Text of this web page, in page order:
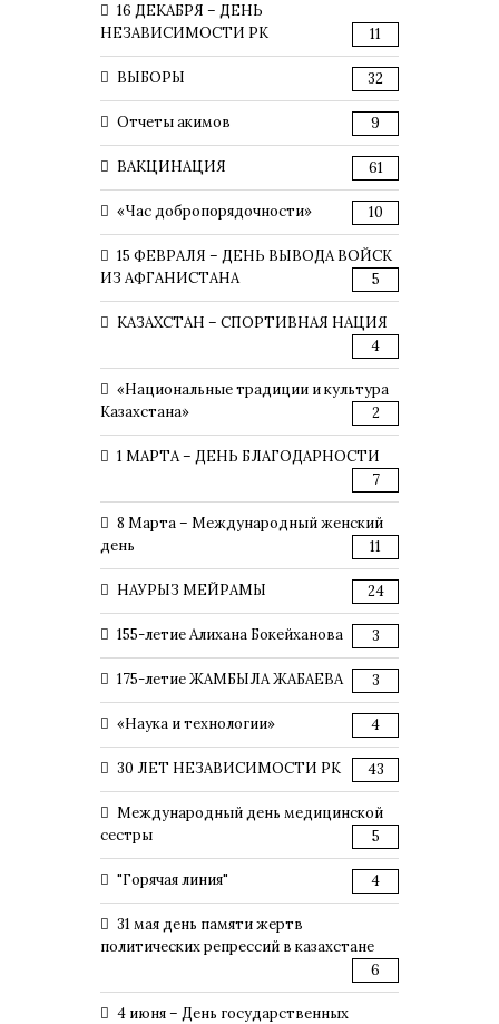
16 ДЕКАБРЯ – ДЕНЬ
НЕЗАВИСИМОСТИ РК
11
ВЫБОРЫ 32
Отчеты акимов 9
ВАКЦИНАЦИЯ 61
«Час добропорядочности» 10
15 ФЕВРАЛЯ – ДЕНЬ ВЫВОДА ВОЙСК
ИЗ АФГАНИСТАНА
5
КАЗАХСТАН – СПОРТИВНАЯ НАЦИЯ
4
«Национальные традиции и культура
Казахстана»
2
1 МАРТА – ДЕНЬ БЛАГОДАРНОСТИ
7
8 Марта – Международный женский
день
11
НАУРЫЗ МЕЙРАМЫ 24
155-летие Алихана Бокейханова 3
175-летие ЖАМБЫЛА ЖАБАЕВА 3
«Наука и технологии» 4
30 ЛЕТ НЕЗАВИСИМОСТИ РК 43
Международный день медицинской
сестры
5
"Горячая линия" 4
31 мая день памяти жертв
политических репрессий в казахстане
6
4 июня – День государственных